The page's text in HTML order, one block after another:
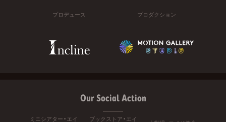
プロデュース プロダクション
Our Social Action
ミニシアター・エイ
ブックストア・エイ